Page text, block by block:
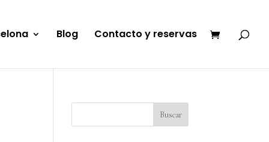
Blog Contacto y reservas
Buscar